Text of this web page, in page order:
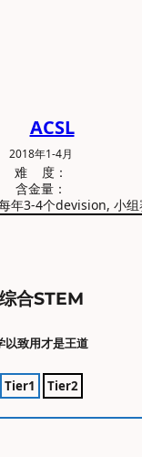
ACSL
2018年1-4月
难 度：
含金量：
3-4个devision, 小
综合STEM
以致用才是王道
Tier1 Tier2